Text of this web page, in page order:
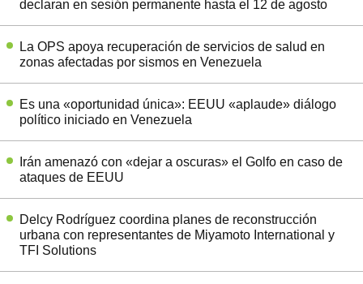
declaran en sesión permanente hasta el 12 de agosto
La OPS apoya recuperación de servicios de salud en
zonas afectadas por sismos en Venezuela
Es una «oportunidad única»: EEUU «aplaude» diálogo
político iniciado en Venezuela
Irán amenazó con «dejar a oscuras» el Golfo en caso de
ataques de EEUU
Delcy Rodríguez coordina planes de reconstrucción
urbana con representantes de Miyamoto International y
TFI Solutions